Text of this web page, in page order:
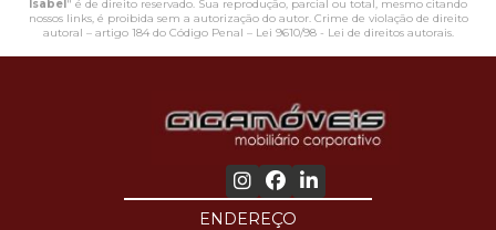
Isabel" é de direito reservado. Sua reprodução, parcial ou total, mesmo citando
nossos links, é proibida sem a autorização do autor. Crime de violação de direito
autoral – artigo 184 do Código Penal – Lei 9610/98 - Lei de direitos autorais.
ENDEREÇO